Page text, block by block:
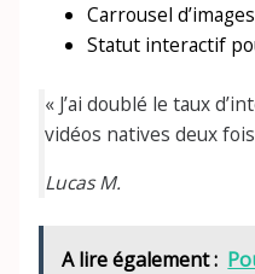
Carrousel
Statut interactif
« J’ai doublé le taux
vidéos natives deux
Lucas M.
A lire également :